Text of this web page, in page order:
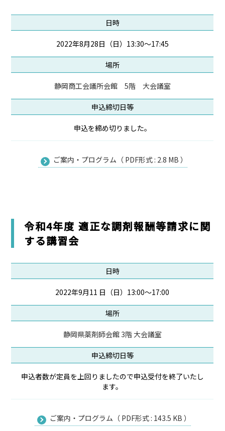
日時
2022年8月28日（日）13:30～17:45
場所
静岡商工会議所会館 5階 大会議室
申込締切日等
申込を締め切りました。
ご案内・プログラム（ PDF形式 : 2.8 MB ）
令和4年度 適正な調剤報酬等請求に関
する講習会
日時
2022年9月11 日（日）13:00～17:00
場所
静岡県薬剤師会館 3階 大会議室
申込締切日等
申込者数が定員を上回りましたので申込受付を終了いたし
ます。
ご案内・プログラム（ PDF形式 : 143.5 KB ）